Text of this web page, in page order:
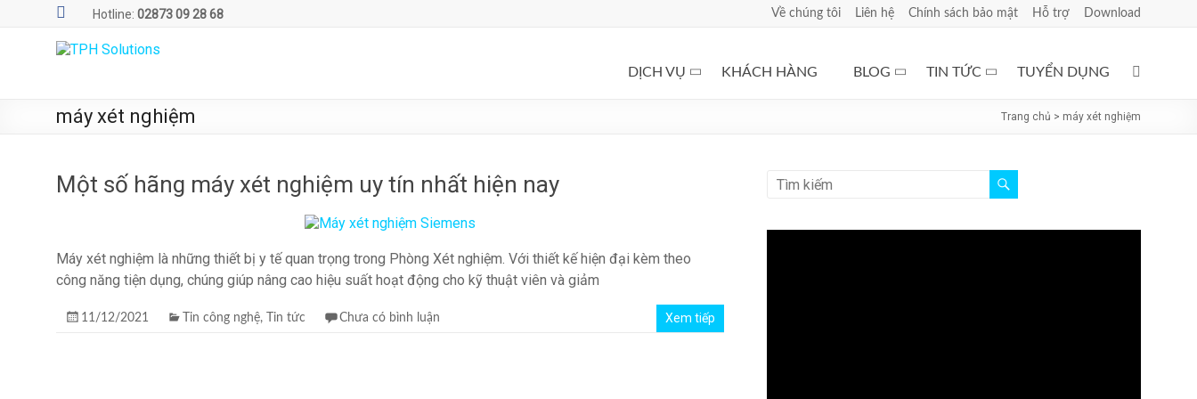
Hotline: 02873 09 28 68 Về chúng tôi Liên hệ Chính sách bảo mật Hỗ trợ Download
TPH
Solutions
SOLUTIONS
|
quản
lý
xét
DỊCH VỤ KHÁCH HÀNG BLOG TIN TỨC TUYỂN DỤNG
máy xét nghiệm Trang chủ > máy xét nghiệm
Một số hãng máy xét nghiệm uy tín nhất hiện nay
Máy xét nghiệm là những thiết bị y tế quan trọng trong Phòng Xét nghiệm. Với thiết kế hiện đại kèm theo
công năng tiện dụng, chúng giúp nâng cao hiệu suất hoạt động cho kỹ thuật viên và giảm
11/12/2021 Tin công nghệ, Tin tức Chưa có bình luận Xem tiếp